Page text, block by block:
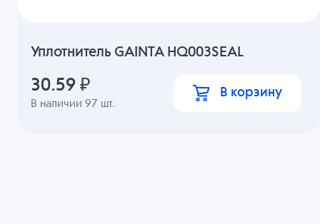
Уплотнитель GAINTA HQ003SEAL
В наличии97 шт.
30.59 ₽ В корзину